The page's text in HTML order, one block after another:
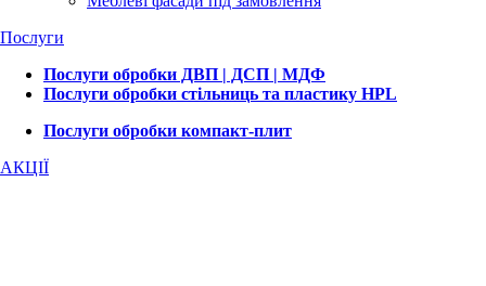
Послуги
Послуги обробки ДВП | ДСП | МДФ
Послуги обробки стільниць та пластику HPL
Послуги обробки компакт-плит
АКЦІЇ